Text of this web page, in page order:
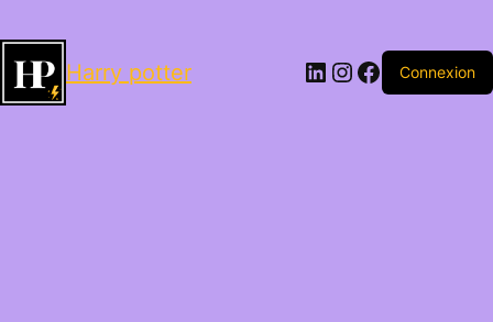
Harry potter LinkedIn
Instagram
Facebook
Connexion